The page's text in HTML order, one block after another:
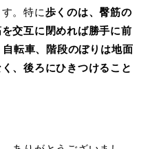
。特に歩くのは、臀筋の
交互に閉めれば勝手に前
自転車、階段のぼりは地面
、後ろにひきつけること